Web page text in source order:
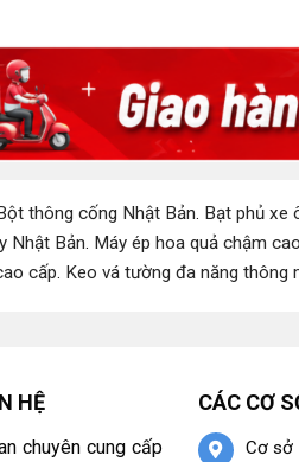
thông cống Nhật Bản. Bạt phủ xe
Nhật Bản. Máy ép hoa quả chậm
cấp. Keo vá tường đa năng thông
HỆ
chuyên cung cấp
CÁC CƠ
Cơ sở